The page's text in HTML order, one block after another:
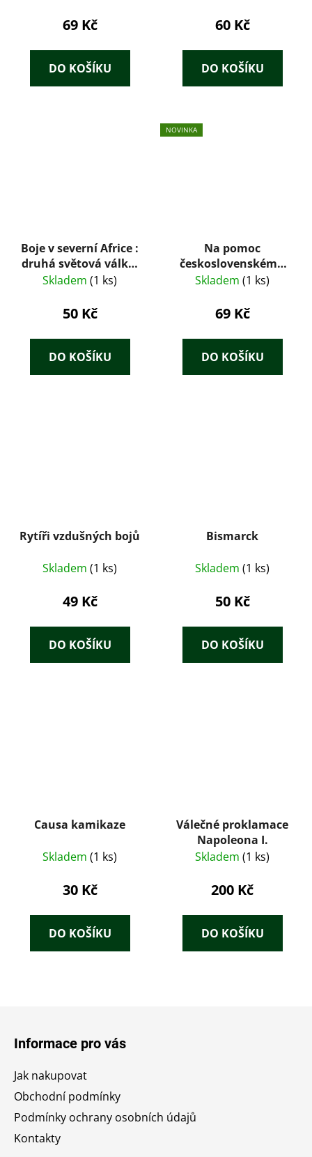
69 Kč
DO KOŠÍKU
60 Kč
DO KOŠÍKU
Boje v severní Africe :
druhá světová válka,
Afrika 1941
Skladem (1 ks)
50 Kč
DO KOŠÍKU
NOVINKA
Na pomoc
československému
lidu – Čestmír Amort
Skladem (1 ks)
69 Kč
DO KOŠÍKU
Rytíři vzdušných bojů
Skladem (1 ks)
49 Kč
DO KOŠÍKU
Bismarck
Skladem (1 ks)
50 Kč
DO KOŠÍKU
Causa kamikaze
Skladem (1 ks)
30 Kč
DO KOŠÍKU
Válečné proklamace
Napoleona I.
Skladem (1 ks)
200 Kč
DO KOŠÍKU
Informace pro vás
Jak nakupovat
Obchodní podmínky
Podmínky ochrany osobních údajů
Kontakty